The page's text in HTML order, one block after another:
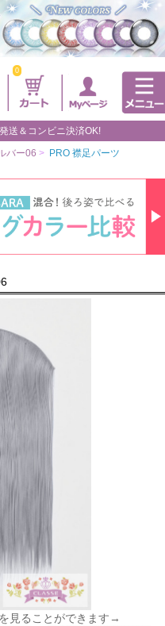
0
送＆コンビニ決済OK!
バー06 > PRO 襟足パーツ
見ることができます→